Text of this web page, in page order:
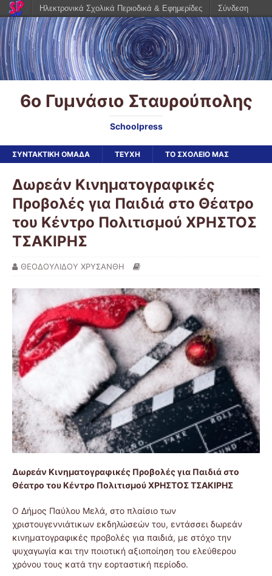
6ο Γυμνάσιο Σταυρούπολης
Schoolpress
ΣΥΝΤΑΚΤΙΚΗ ΟΜΑΔΑ ΤΕΥΧΗ ΤΟ ΣΧΟΛΕΙΟ ΜΑΣ
Δωρεάν Κινηματογραφικές
Προβολές για Παιδιά στο Θέατρο
του Κέντρο Πολιτισμού ΧΡΗΣΤΟΣ
ΤΣΑΚΙΡΗΣ
ΘΕΟΔΟΥΛΙΔΟΥ ΧΡΥΣΑΝΘΗ
Δωρεάν Κινηματογραφικές Προβολές για Παιδιά στο
Θέατρο του Κέντρο Πολιτισμού ΧΡΗΣΤΟΣ ΤΣΑΚΙΡΗΣ
Ο Δήμος Παύλου Μελά, στο πλαίσιο των
χριστουγεννιάτικων εκδηλώσεών του, εντάσσει δωρεάν
κινηματογραφικές προβολές για παιδιά, με στόχο την
ψυχαγωγία και την ποιοτική αξιοποίηση του ελεύθερου
χρόνου τους κατά την εορταστική περίοδο.
Ηλεκτρονικά Σχολικά Περιοδικά & Εφημερίδες Σύνδεση